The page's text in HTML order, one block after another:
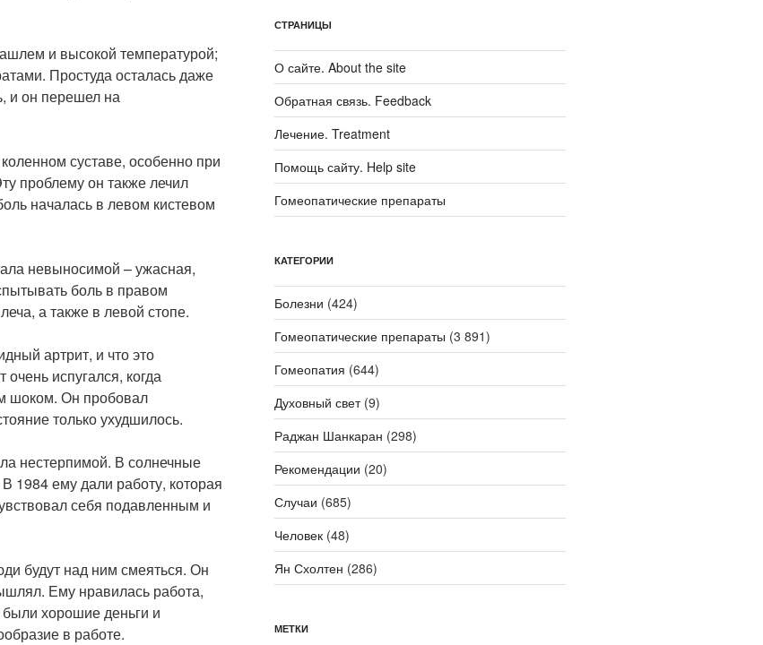
и высокой температурой;
Простуда осталась даже
и он перешел на
суставе, особенно при
проблему он также лечил
началась в левом кистевом
невыносимой – ужасная,
боль в правом
а также в левой стопе.
артрит, и что это
испугался, когда
шоком. Он пробовал
только ухудшилось.
нестерпимой. В солнечные
1984 ему дали работу, которая
себя подавленным и
будут над ним смеяться. Он
Ему нравилась работа,
хорошие деньги и
в работе.
СТРАНИЦЫ
О сайте. About the site
Обратная связь. Feedback
Лечение. Treatment
Помощь сайту. Help site
Гомеопатические препараты
КАТЕГОРИИ
Болезни (424)
Гомеопатические препараты (3 891)
Гомеопатия (644)
Духовный свет(9)
Раджан Шанкаран (298)
Рекомендации (20)
Случаи (685)
Человек(48)
Ян Схолтен (286)
МЕТКИ